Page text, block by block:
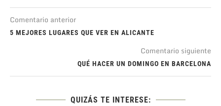
Comentario anterior
5 MEJORES LUGARES QUE VER EN ALICANTE
Comentario siguiente
QUÉ HACER UN DOMINGO EN BARCELONA
QUIZÁS TE INTERESE: